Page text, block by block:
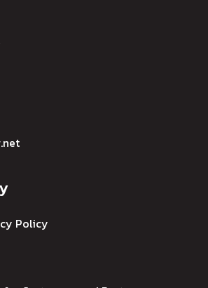
Customers and Partners
© Skyfrog Co., Ltd. All Rights